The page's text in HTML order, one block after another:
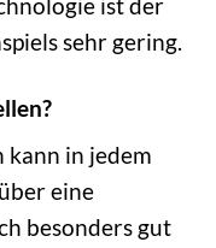
sehr gering.
kann in jedem
eine
besonders gut